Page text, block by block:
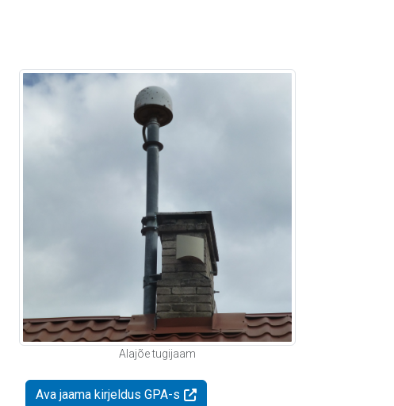
Alajõe tugijaam
Ava jaama kirjeldus GPA-s